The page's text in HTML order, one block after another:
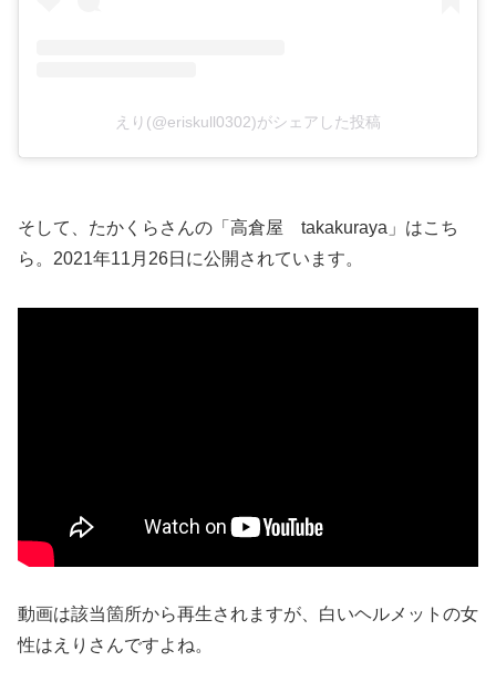
えり(@eriskull0302)がシェアした投稿
そして、たかくらさんの「高倉屋 takakuraya」はこち
ら。2021年11月26日に公開されています。
動画は該当箇所から再生されますが、白いヘルメットの女
性はえりさんですよね。